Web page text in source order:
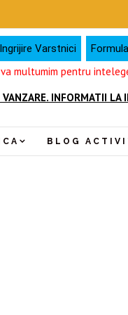
Varstnici
multumim pentru
INFORMATII LA
BLOG